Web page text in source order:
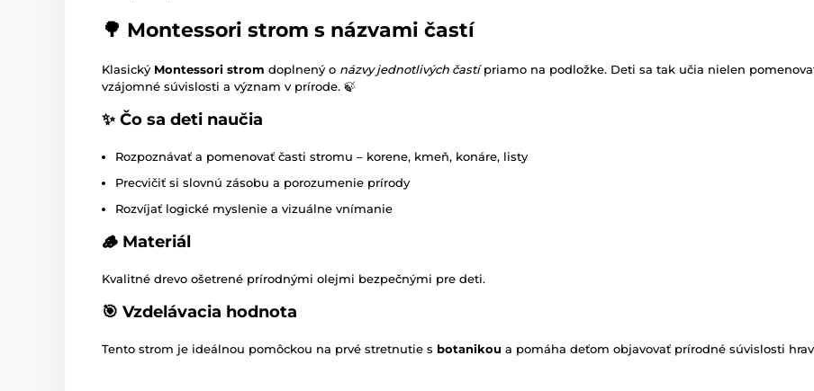
🌳 Montessori strom s názvami častí
Klasický Montessori strom doplnený o názvy jednotlivých častípriamo na podložke. Deti sa tak učia nielen
vzájomné súvislosti a význam v prírode. 🍃
✨ Čo sa deti naučia
Rozpoznávať a pomenovať časti stromu – korene, kmeň, konáre, listy
Precvičiť si slovnú zásobu a porozumenie prírody
Rozvíjať logické myslenie a vizuálne vnímanie
🪵 Materiál
Kvalitné drevo ošetrené prírodnými olejmi bezpečnými pre deti.
🎯 Vzdelávacia hodnota
Tento strom je ideálnou pomôckou na prvé stretnutie s botanikou a pomáha deťom objavovať prírodné súvislosti